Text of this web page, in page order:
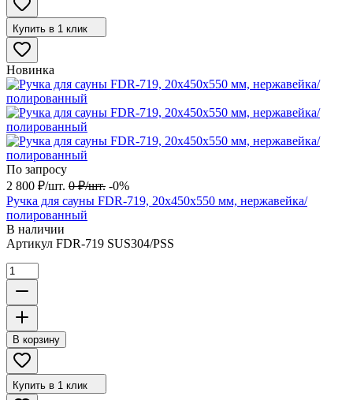
Купить в 1 клик
Новинка
По запросу
2 800 ₽/шт. 0 ₽/шт. -0%
Ручка для сауны FDR-719, 20х450х550 мм, нержавейка/
полированный
В наличии
Артикул FDR-719 SUS304/PSS
В корзину
Купить в 1 клик